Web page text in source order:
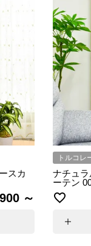
スカ
トルコレ
ナチュ
ーテン